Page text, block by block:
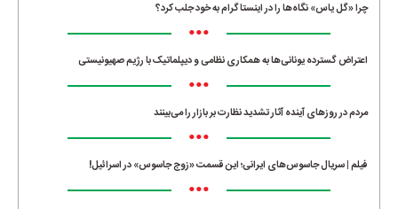
چرا «گل یاس» نگاه‌ها را در اینستاگرام به خود جلب کرد؟
•••
اعتراض گسترده یونانی‌ها به همکاری نظامی و دیپلماتیک با رژیم صهیونیستی
•••
مردم در روزهای آینده آثار تشدید نظارت بر بازار را می‌بینند
•••
فیلم | سریال جاسوس‌های ایرانی؛ این قسمت «زوج جاسوس» در اسرائیل!
•••